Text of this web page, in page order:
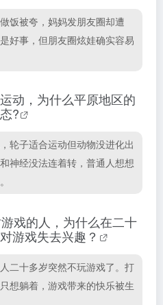
饭被夸，妈妈发朋友圈却遭
好事，但朋友圈炫娃确实容易
动，为什么平原地区的
?
轮子适合运动但动物没进化出
神经没法连着转，普通人想想
戏的人，为什么在二十
游戏失去兴趣？
二十多岁突然不玩游戏了。打
想躺着，游戏带来的快乐被生